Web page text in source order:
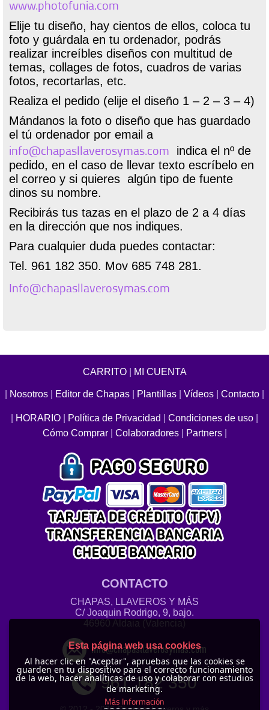
www.photofunia.com
Elije tu diseño, hay cientos de ellos, coloca tu
foto y guárdala en tu ordenador, podrás
realizar increíbles diseños con multitud de
temas, collages de fotos, cuadros de varias
fotos, recortarlas, etc.
Realiza el pedido (elije el diseño 1 – 2 – 3 – 4)
Mándanos la foto o diseño que has guardado
el tú ordenador por email a
info@chapasllaverosymas.com indica el nº de
pedido, en el caso de llevar texto escríbelo en
el correo y si quieres algún tipo de fuente
dinos su nombre.
Recibirás tus tazas en el plazo de 2 a 4 días
en la dirección que nos indiques.
Para cualquier duda puedes contactar:
Tel. 961 182 350. Mov 685 748 281.
Info@chapasllaverosymas.com
CARRITO| MI CUENTA
Nosotros Editor de Chapas Plantillas Vídeos Contacto
HORARIO Política de Privacidad Condiciones de uso
Cómo Comprar
Colaboradores Partners
CONTACTO
CHAPAS, LLAVEROS Y MÁS
C/ Joaquin Rodrigo, 9, bajo.
46960 Aldaia (Valencia)
info@chapasllaverosymas.com
961 182 350
Esta página web usa cookies
Al hacer clic en "Aceptar", apruebas que las cookies se
guarden en tu dispositivo para el correcto funcionamiento
de la web, hacer analíticas de uso y colaborar con estudios
de marketing.
Más Información